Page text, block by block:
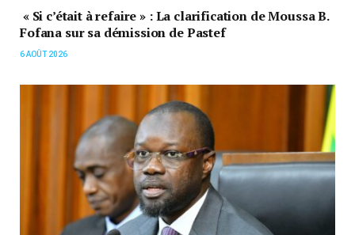
« Si c’était à refaire » : La clarification de Moussa B.
Fofana sur sa démission de Pastef
6 AOÛT 2026